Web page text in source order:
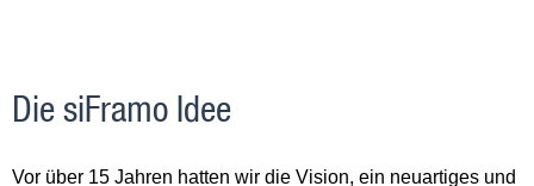
Die siFramo Idee
Vor über 15 Jahren hatten wir die Vision, ein neuartiges und